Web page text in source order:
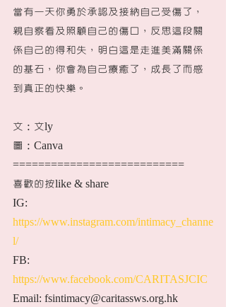
當有一天你勇於承認及接納自己受傷了，
親自察看及照顧自己的傷口，反思這段關
係自己的得和失，明白這是走進美滿關係
的基石，你會為自己療癒了，成長了而感
到真正的快樂。
文：文ly
圖：Canva
===========================
喜歡的按like & share
IG:
https://www.instagram.com/intimacy_channe
l/
FB:
https://www.facebook.com/CARITASJCIC
Email: fsintimacy@caritassws.org.hk